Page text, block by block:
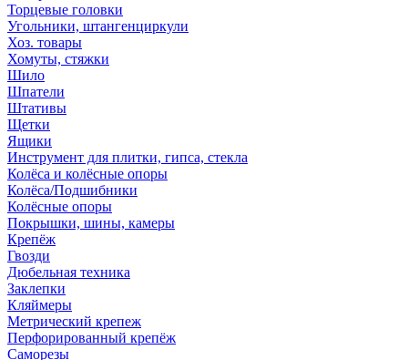
Торцевые головки
Угольники, штангенциркули
Хоз. товары
Хомуты, стяжки
Шило
Шпатели
Штативы
Щетки
Ящики
Инструмент для плитки, гипса, стекла
Колёса и колёсные опоры
Колёса/Подшибники
Колёсные опоры
Покрышки, шины, камеры
Крепёж
Гвозди
Дюбельная техника
Заклепки
Кляймеры
Метрический крепеж
Перфорированный крепёж
Саморезы